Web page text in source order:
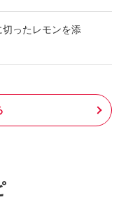
ったレモンを添